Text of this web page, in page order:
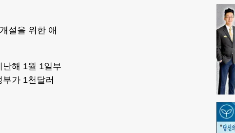
설을 위한 애
해 1월 1일부
가 1천달러